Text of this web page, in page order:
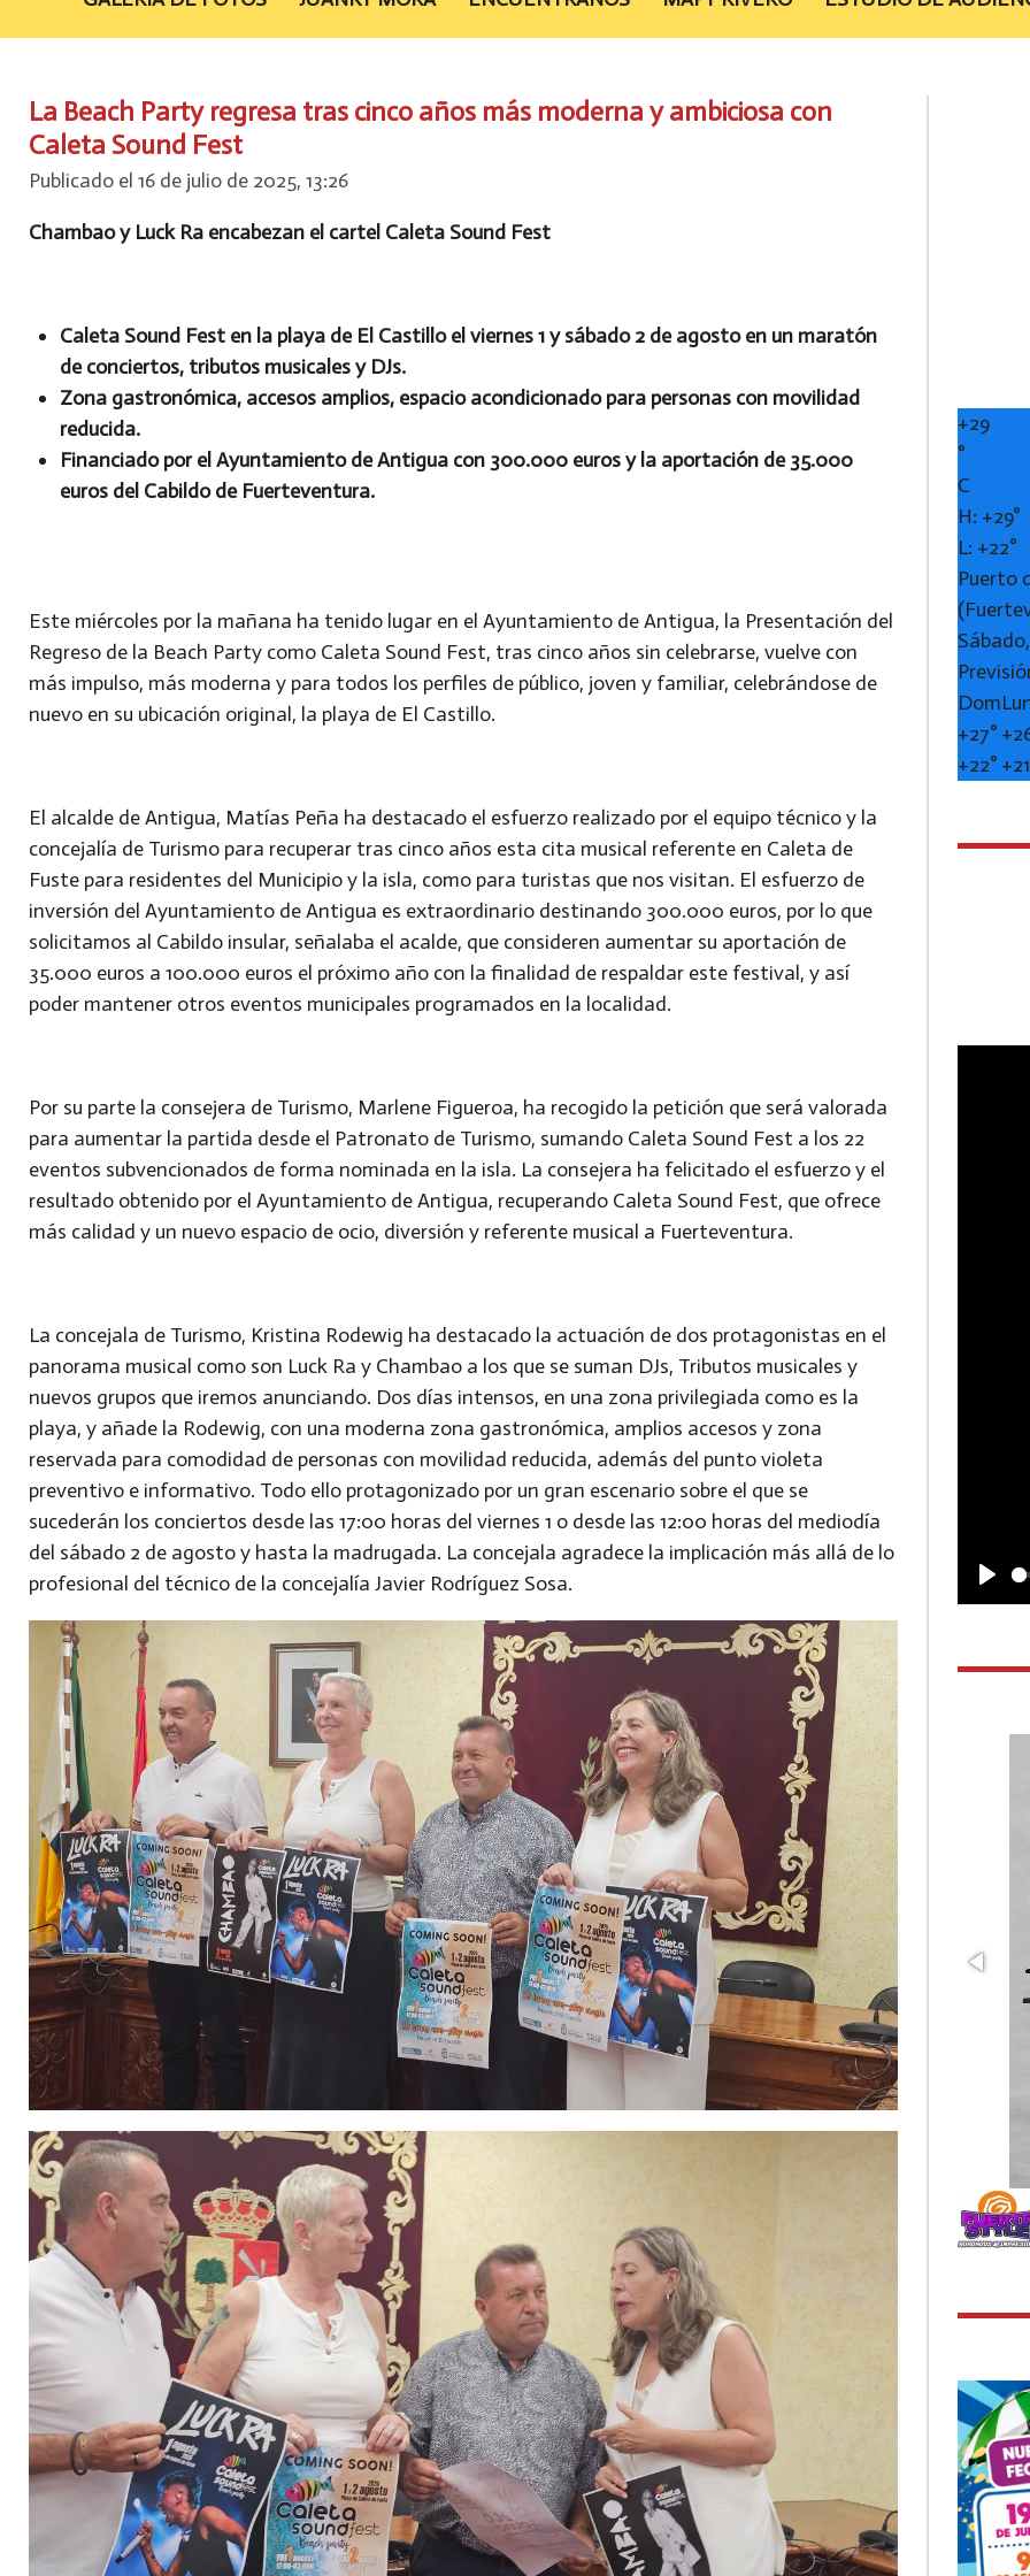
La Beach Party regresa tras cinco años más moderna y ambiciosa con
Caleta Sound Fest
Publicado el 16 de julio de 2025, 13:26
Chambao y Luck Ra encabezan el cartel Caleta Sound Fest
Caleta Sound Fest en la playa de El Castillo el viernes 1 y sábado 2 de agosto en un maratón
de conciertos, tributos musicales y DJs.
Zona gastronómica, accesos amplios, espacio acondicionado para personas con movilidad
reducida.
Financiado por el Ayuntamiento de Antigua con 300.000 euros y la aportación de 35.000
euros del Cabildo de Fuerteventura.
Este miércoles por la mañana ha tenido lugar en el Ayuntamiento de Antigua, la Presentación del
Regreso de la Beach Party como Caleta Sound Fest, tras cinco años sin celebrarse, vuelve con
más impulso, más moderna y para todos los perfiles de público, joven y familiar, celebrándose de
nuevo en su ubicación original, la playa de El Castillo.
El alcalde de Antigua, Matías Peña ha destacado el esfuerzo realizado por el equipo técnico y la
concejalía de Turismo para recuperar tras cinco años esta cita musical referente en Caleta de
Fuste para residentes del Municipio y la isla, como para turistas que nos visitan. El esfuerzo de
inversión del Ayuntamiento de Antigua es extraordinario destinando 300.000 euros, por lo que
solicitamos al Cabildo insular, señalaba el acalde, que consideren aumentar su aportación de
35.000 euros a 100.000 euros el próximo año con la finalidad de respaldar este festival, y así
poder mantener otros eventos municipales programados en la localidad.
Por su parte la consejera de Turismo, Marlene Figueroa, ha recogido la petición que será valorada
para aumentar la partida desde el Patronato de Turismo, sumando Caleta Sound Fest a los 22
eventos subvencionados de forma nominada en la isla. La consejera ha felicitado el esfuerzo y el
resultado obtenido por el Ayuntamiento de Antigua, recuperando Caleta Sound Fest, que ofrece
más calidad y un nuevo espacio de ocio, diversión y referente musical a Fuerteventura.
La concejala de Turismo, Kristina Rodewig ha destacado la actuación de dos protagonistas en el
panorama musical como son Luck Ra y Chambao a los que se suman DJs, Tributos musicales y
nuevos grupos que iremos anunciando. Dos días intensos, en una zona privilegiada como es la
playa, y añade la Rodewig, con una moderna zona gastronómica, amplios accesos y zona
reservada para comodidad de personas con movilidad reducida, además del punto violeta
preventivo e informativo. Todo ello protagonizado por un gran escenario sobre el que se
sucederán los conciertos desde las 17:00 horas del viernes 1 o desde las 12:00 horas del mediodía
del sábado 2 de agosto y hasta la madrugada. La concejala agradece la implicación más allá de lo
profesional del técnico de la concejalía Javier Rodríguez Sosa.
+29
°
C
H: +29°
L: +22°
Puerto
Dom
+27° +
+22° +
P
a